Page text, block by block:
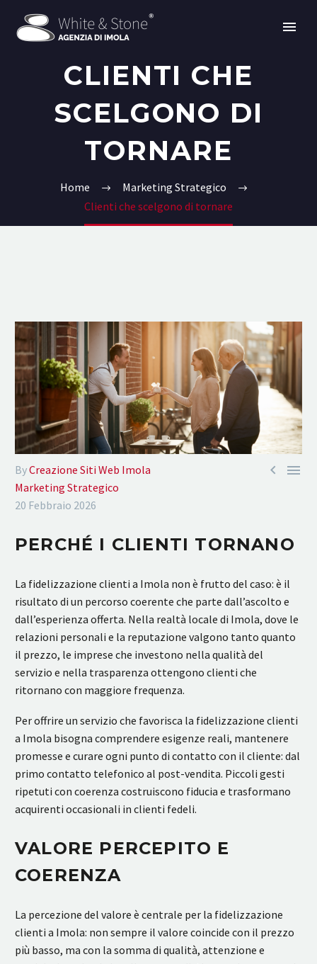
CLIENTI CHE
SCELGONO DI
TORNARE
Home
Marketing Strategico
Clienti che scelgono di tornare
 
ByCreazione Siti Web Imola
Marketing Strategico
20 Febbraio 2026
PERCHÉ I CLIENTI TORNANO
La fidelizzazione clienti a Imola non è frutto del caso: è il
risultato di un percorso coerente che parte dall’ascolto e
dall’esperienza offerta. Nella realtà locale di Imola, dove le
relazioni personali e la reputazione valgono tanto quanto
il prezzo, le imprese che investono nella qualità del
servizio e nella trasparenza ottengono clienti che
ritornano con maggiore frequenza.
Per offrire un servizio che favorisca la fidelizzazione clienti
a Imola bisogna comprendere esigenze reali, mantenere
promesse e curare ogni punto di contatto con il cliente: dal
primo contatto telefonico al post-vendita. Piccoli gesti
ripetuti con coerenza costruiscono fiducia e trasformano
acquirenti occasionali in clienti fedeli.
VALORE PERCEPITO E
COERENZA
La percezione del valore è centrale per la fidelizzazione
clienti a Imola: non sempre il valore coincide con il prezzo
più basso, ma con la somma di qualità, attenzione e